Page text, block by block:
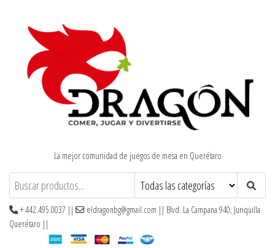
contenido
La mejor comunidad de juegos de mesa en Querétaro
+ 442.495.0037 ||
eldragonbg@gmail.com || Blvd. La Campana 940, Juriquilla
Querétaro ||